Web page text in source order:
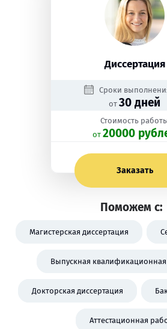
Диссертация
Сроки
от 30 дней
Стоимость
oт 20000
Заказать
Поможем с:
Магистерская диссертация
Выпускная
Докторская диссертация
Аттестационная